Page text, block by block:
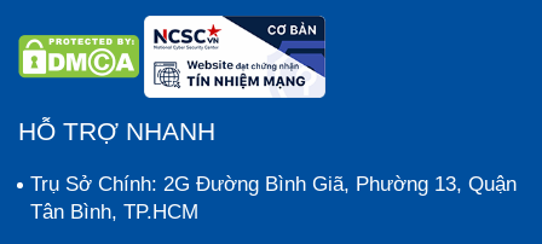
HỖ TRỢ NHANH
Trụ Sở Chính: 2G Đường Bình Giã, Phường 13, Quận
Tân Bình, TP.HCM